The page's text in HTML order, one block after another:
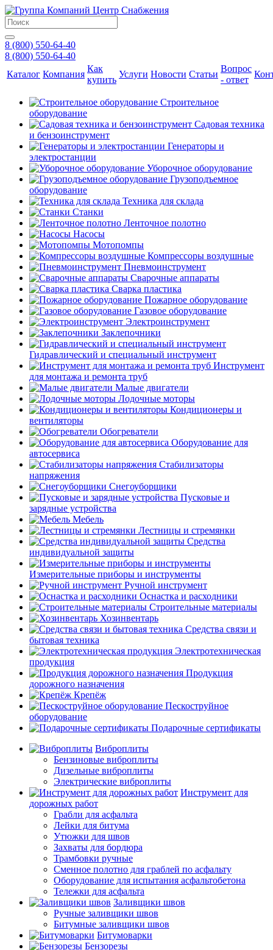
8 (800) 550-64-40
8 (800) 550-64-40
Каталог Компания
Как
купить
Услуги Новости Статьи
Вопрос
- ответ
Строительное
оборудование
Садовая техника
и бензоинструмент
Генераторы и
электростанции
Уборочное оборудование
Грузоподъемное
оборудование
Техника для склада
Станки
Ленточное полотно
Насосы
Мотопомпы
Компрессоры воздушные
Пневмоинструмент
Сварочные аппараты
Сварка пластика
Пожарное оборудование
Газовое оборудование
Электроинструмент
Заклепочники
Гидравлический и специальный инструмент
Инструмент
для монтажа и ремонта труб
Малые двигатели
Лодочные моторы
Кондиционеры и
вентиляторы
Обогреватели
Оборудование для
автосервиса
Стабилизаторы
напряжения
Снегоуборщики
Пусковые и
зарядные устройства
Мебель
Лестницы и стремянки
Средства
индивидуальной защиты
Измерительные приборы и инструменты
Ручной инструмент
Оснастка и расходники
Строительные материалы
Хозинвентарь
Средства связи и
бытовая техника
Электротехническая
продукция
Продукция
дорожного назначения
Крепёж
Пескоструйное
оборудование
Подарочные сертификаты
Виброплиты
Бензиновые виброплиты
Дизельные виброплиты
Электрические виброплиты
Инструмент для
дорожных работ
Грабли для асфальта
Лейки для битума
Утюжки для швов
Захваты для бордюра
Трамбовки ручные
Сменное полотно для граблей по асфальту
Оборудование для испытания асфальтобетона
Тележки для асфальта
Заливщики швов
Ручные заливщики швов
Битумные заливщики швов
Битумоварки
Бензорезы